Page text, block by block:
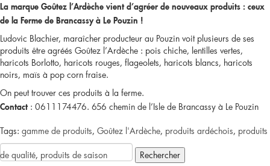
produits
agréés]
Les
de
la
Brasserie
La marque Goûtez l’Ardèche vient d’agréer de nouveaux produits : ceux
de la Ferme de Brancassy à Le Pouzin !
Ludovic Blachier, maraîcher producteur au Pouzin voit plusieurs de ses
produits être agréés Goûtez l’Ardèche : pois chiche, lentilles vertes,
haricots Borlotto, haricots rouges, flageolets, haricots blancs, haricots
noirs, maïs à pop corn fraise.
On peut trouver ces produits à la ferme.
Contact : 0611174476. 656 chemin de l’Isle de Brancassy à Le Pouzin
Tags: gamme de produits, Goûtez l'Ardèche, produits ardéchois, produits
de qualité, produits de saison
Rechercher :